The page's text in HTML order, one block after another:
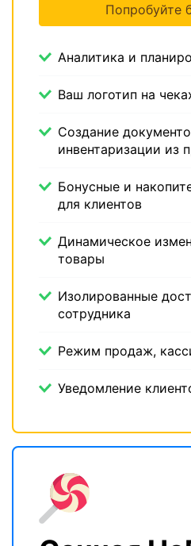
Попробуйте
Аналитика и
Ваш логотип на
Создание
инвентаризации из
Бонусные и
для клиентов
Динамическое
товары
Изолированные
сотрудника
Режим продаж,
Уведомление